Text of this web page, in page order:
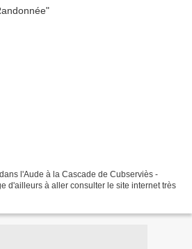
l'Aude à la Cascade de Cubserviès -
d'ailleurs à aller consulter le site internet très